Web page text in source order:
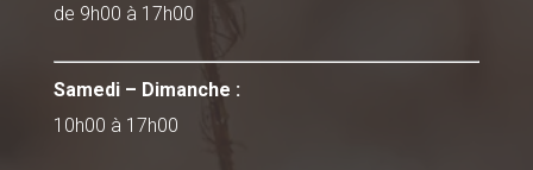
de 9h00 à 17h00
Samedi – Dimanche :
10h00 à 17h00